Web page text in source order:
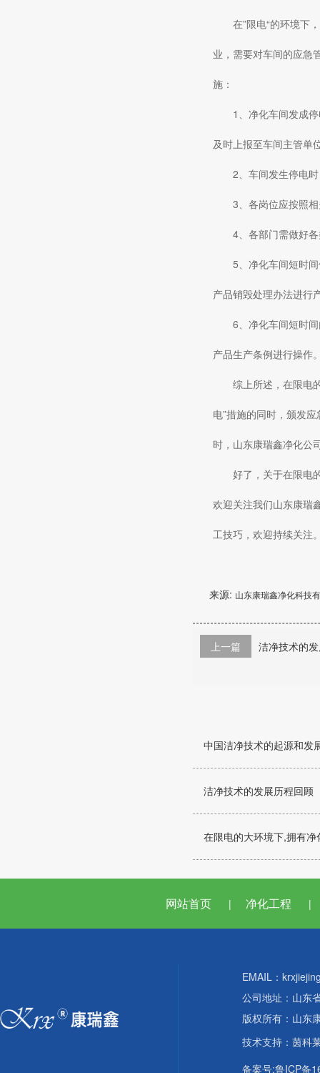
在”限电“的环境下
业，需要对车间的应急
施：
1、净化车间发成
及时上报至车间主管单
2、车间发生停电
3、各岗位应按照
4、各部门需做好
5、净化车间短时
产品销毁处理办法进行
6、净化车间短时
产品生产条例进行操作
综上所述，在限电
电”措施的同时，颁发
时，山东康瑞鑫净化公
好了，关于在限电
欢迎关注我们山东康瑞
工技巧，欢迎持续关注
来源: 山东康瑞鑫净化科技
上一篇 洁净技术的
中国洁净技术的起源和发
洁净技术的发展历程回顾
在限电的大环境下,拥有
网站首页 | 净化工程 |
EMAIL：
公司地址：山东
版权所有：山东
技术支持： 茵科
备案号:鲁ICP备